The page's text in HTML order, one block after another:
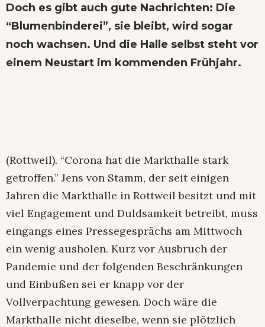
Doch es gibt auch gute Nachrichten: Die
“Blumenbinderei”, sie bleibt, wird sogar
noch wachsen. Und die Halle selbst steht vor
einem Neustart im kommenden Frühjahr.
(Rottweil). “Corona hat die Markthalle stark
getroffen.” Jens von Stamm, der seit einigen
Jahren die Markthalle in Rottweil besitzt und mit
viel Engagement und Duldsamkeit betreibt, muss
eingangs eines Pressegesprächs am Mittwoch
ein wenig ausholen. Kurz vor Ausbruch der
Pandemie und der folgenden Beschränkungen
und Einbußen sei er knapp vor der
Vollverpachtung gewesen. Doch wäre die
Markthalle nicht dieselbe, wenn sie plötzlich